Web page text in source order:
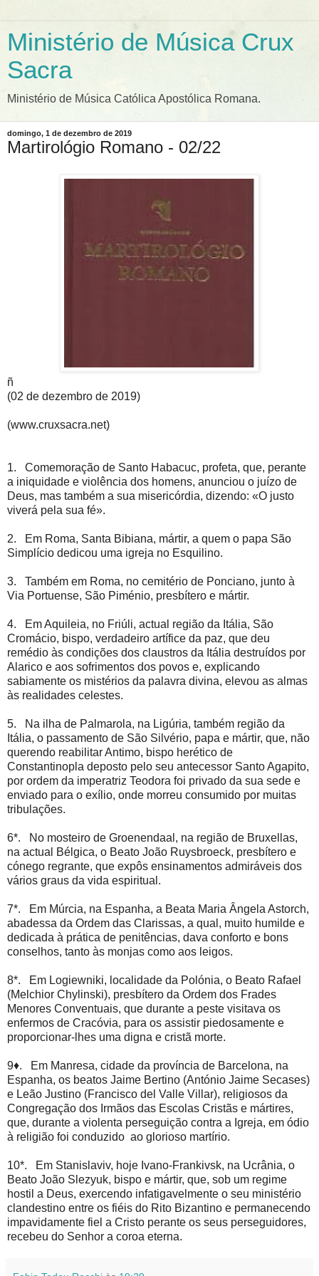
Ministério de Música Crux
Sacra
Ministério de Música Católica Apostólica Romana.
domingo, 1 de dezembro de 2019
Martirológio Romano - 02/22
ñ
(02 de dezembro de 2019)
(www.cruxsacra.net)
1. Comemoração de Santo Habacuc, profeta, que, perante
a iniquidade e violência dos homens, anunciou o juízo de
Deus, mas também a sua misericórdia, dizendo: «O justo
viverá pela sua fé».
2. Em Roma, Santa Bibiana, mártir, a quem o papa São
Simplício dedicou uma igreja no Esquilino.
3. Também em Roma, no cemitério de Ponciano, junto à
Via Portuense, São Piménio, presbítero e mártir.
4. Em Aquileia, no Friúli, actual região da Itália, São
Cromácio, bispo, verdadeiro artífice da paz, que deu
remédio às condições dos claustros da Itália destruídos por
Alarico e aos sofrimentos dos povos e, explicando
sabiamente os mistérios da palavra divina, elevou as almas
às realidades celestes.
5. Na ilha de Palmarola, na Ligúria, também região da
Itália, o passamento de São Silvério, papa e mártir, que, não
querendo reabilitar Antimo, bispo herético de
Constantinopla deposto pelo seu antecessor Santo Agapito,
por ordem da imperatriz Teodora foi privado da sua sede e
enviado para o exílio, onde morreu consumido por muitas
tribulações.
6*. No mosteiro de Groenendaal, na região de Bruxellas,
na actual Bélgica, o Beato João Ruysbroeck, presbítero e
cónego regrante, que expôs ensinamentos admiráveis dos
vários graus da vida espiritual.
7*. Em Múrcia, na Espanha, a Beata Maria Ângela Astorch,
abadessa da Ordem das Clarissas, a qual, muito humilde e
dedicada à prática de penitências, dava conforto e bons
conselhos, tanto às monjas como aos leigos.
8*. Em Logiewniki, localidade da Polónia, o Beato Rafael
(Melchior Chylinski), presbítero da Ordem dos Frades
Menores Conventuais, que durante a peste visitava os
enfermos de Cracóvia, para os assistir piedosamente e
proporcionar-lhes uma digna e cristã morte.
9♦. Em Manresa, cidade da província de Barcelona, na
Espanha, os beatos Jaime Bertino (António Jaime Secases)
e Leão Justino (Francisco del Valle Villar), religiosos da
Congregação dos Irmãos das Escolas Cristãs e mártires,
que, durante a violenta perseguição contra a Igreja, em ódio
à religião foi conduzido ao glorioso martírio.
10*. Em Stanislaviv, hoje Ivano-Frankivsk, na Ucrânia, o
Beato João Slezyuk, bispo e mártir, que, sob um regime
hostil a Deus, exercendo infatigavelmente o seu ministério
clandestino entre os fiéis do Rito Bizantino e permanecendo
impavidamente fiel a Cristo perante os seus perseguidores,
recebeu do Senhor a coroa eterna.